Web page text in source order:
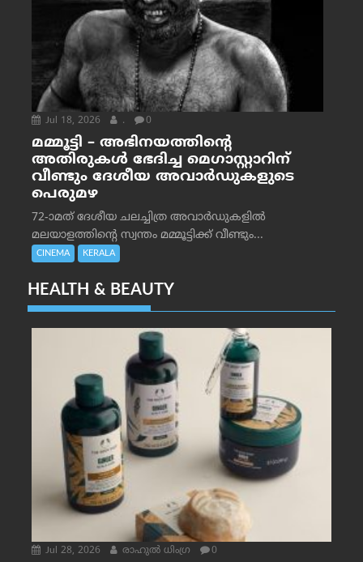
Jul 18, 2026 . 0
മമ്മൂട്ടി – അഭിനയത്തിന്റെ
അതിരുകൾ ഭേദിച്ച മെഗാസ്റ്റാറിന്
വീണ്ടും ദേശീയ അവാർഡുകളുടെ
പെരുമഴ
72-ാമത് ദേശീയ ചലച്ചിത്ര അവാര്‍ഡുകളില്‍
മലയാളത്തിന്റെ സ്വന്തം മമ്മൂട്ടിക്ക് വീണ്ടും...
CINEMA KERALA
HEALTH & BEAUTY
Jul 28, 2026 രാഹുല്‍ ധിംഗ്ര 0